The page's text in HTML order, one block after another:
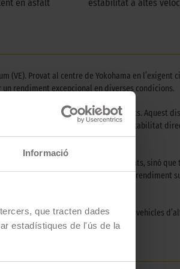
Informació
que tracten dades
estadístiques de l'ús de la
en asfalt
estabilitat a altes
(VE). Provat al centre de Yokohama en l’exigent
rendiment excepcional en diverses condicions.
a l’hidroplaneig a altes velocitats. Aquest
de ranures rectes 3+1 optimitza l’estabilitat
millora l’estabilitat a altes velocitats, sinó que
una adherència potent en sec i un rendiment
extremes. Tant per a ús diari com en vehicles